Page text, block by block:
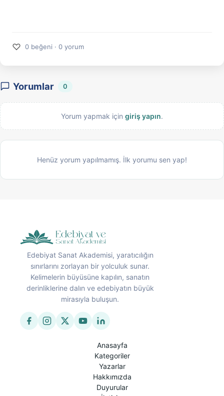
♡ 0 beğeni · 0 yorum
Yorumlar 0
Yorum yapmak için giriş yapın.
Henüz yorum yapılmamış. İlk yorumu sen yap!
Edebiyat Sanat Akademisi, yaratıcılığın
sınırlarını zorlayan bir yolculuk sunar.
Kelimelerin büyüsüne kapılın, sanatın
derinliklerine dalın ve edebiyatın büyük
mirasıyla buluşun.
Anasayfa
Kategoriler
Yazarlar
Hakkımızda
Duyurular